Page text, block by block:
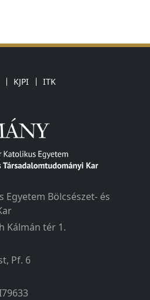
KJPI ITK
Egyetem Bölcsészet- és
Kálmán tér 1.
Pf. 6